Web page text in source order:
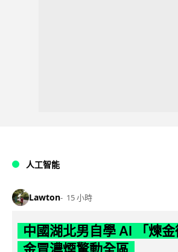
人工智能
Lawton 15 小時
中國湖北男自學 AI 「煉